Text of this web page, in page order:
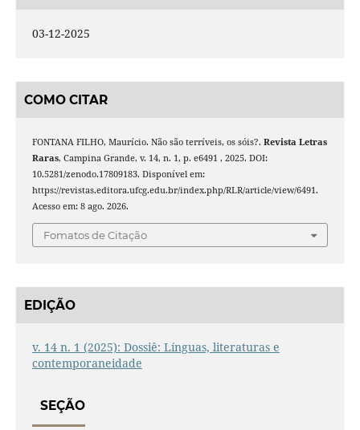
03-12-2025
COMO CITAR
FONTANA FILHO, Maurício. Não são terríveis, os sóis?. Revista Letras
Raras, Campina Grande, v. 14, n. 1, p. e6491 , 2025. DOI:
10.5281/zenodo.17809183. Disponível em:
https://revistas.editora.ufcg.edu.br/index.php/RLR/article/view/6491.
Acesso em: 8 ago. 2026.
Fomatos de Citação
EDIÇÃO
v. 14 n. 1 (2025): Dossiê: Línguas, literaturas e
contemporaneidade
SEÇÃO